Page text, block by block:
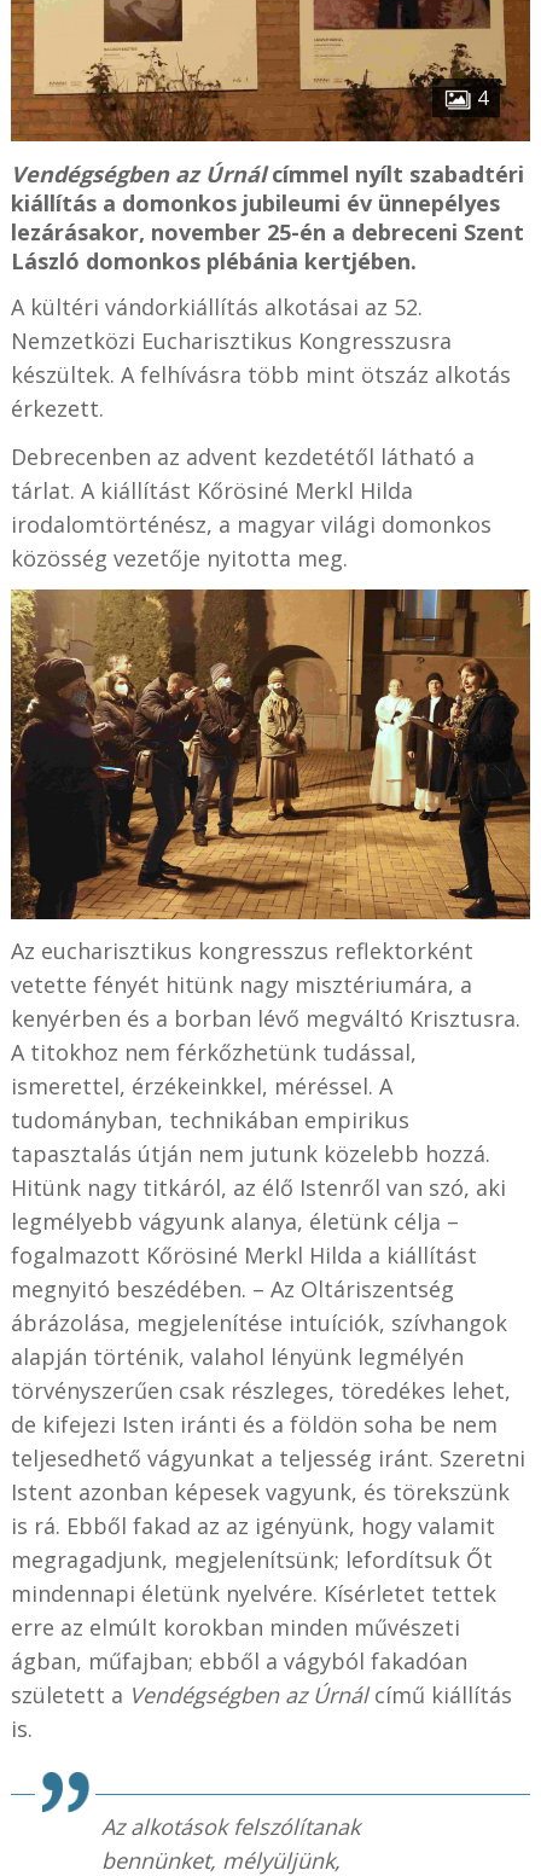
4
Vendégségben az Úrnálcímmel nyílt szabadtéri
kiállítás a domonkos jubileumi év ünnepélyes
lezárásakor, november 25-én a debreceni Szent
László domonkos plébánia kertjében.
A kültéri vándorkiállítás alkotásai az 52.
Nemzetközi Eucharisztikus Kongresszusra
készültek. A felhívásra több mint ötszáz alkotás
érkezett.
Debrecenben az advent kezdetétől látható a
tárlat. A kiállítást Kőrösiné Merkl Hilda
irodalomtörténész, a magyar világi domonkos
közösség vezetője nyitotta meg.
Az eucharisztikus kongresszus reflektorként
vetette fényét hitünk nagy misztériumára, a
kenyérben és a borban lévő megváltó Krisztusra.
A titokhoz nem férkőzhetünk tudással,
ismerettel, érzékeinkkel, méréssel. A
tudományban, technikában empirikus
tapasztalás útján nem jutunk közelebb hozzá.
Hitünk nagy titkáról, az élő Istenről van szó, aki
legmélyebb vágyunk alanya, életünk célja –
fogalmazott Kőrösiné Merkl Hilda a kiállítást
megnyitó beszédében. – Az Oltáriszentség
ábrázolása, megjelenítése intuíciók, szívhangok
alapján történik, valahol lényünk legmélyén
törvényszerűen csak részleges, töredékes lehet,
de kifejezi Isten iránti és a földön soha be nem
teljesedhető vágyunkat a teljesség iránt. Szeretni
Istent azonban képesek vagyunk, és törekszünk
is rá. Ebből fakad az az igényünk, hogy valamit
megragadjunk, megjelenítsünk; lefordítsuk Őt
mindennapi életünk nyelvére. Kísérletet tettek
erre az elmúlt korokban minden művészeti
ágban, műfajban; ebből a vágyból fakadóan
született a Vendégségben az Úrnálcímű kiállítás
is.
Az alkotások felszólítanak
bennünket, mélyüljünk,